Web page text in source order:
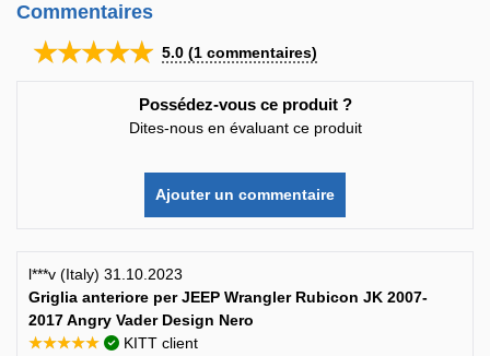
Commentaires
★★★★★ 5.0 (1 commentaires)
Possédez-vous ce produit ?
Dites-nous en évaluant ce produit
Ajouter un commentaire
l***v (Italy) 31.10.2023
Griglia anteriore per JEEP Wrangler Rubicon JK 2007-
2017 Angry Vader Design Nero
★★★★★
KITT client